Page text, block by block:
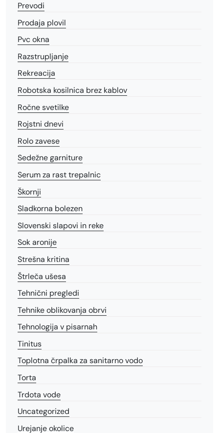
Prevodi
Prodaja plovil
Pvc okna
Razstrupljanje
Rekreacija
Robotska kosilnica brez kablov
Ročne svetilke
Rojstni dnevi
Rolo zavese
Sedežne garniture
Serum za rast trepalnic
Škornji
Sladkorna bolezen
Slovenski slapovi in reke
Sok aronije
Strešna kritina
Štrleča ušesa
Tehnični pregledi
Tehnike oblikovanja obrvi
Tehnologija v pisarnah
Tinitus
Toplotna črpalka za sanitarno vodo
Torta
Trdota vode
Uncategorized
Urejanje okolice